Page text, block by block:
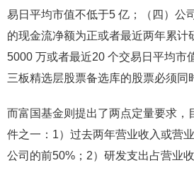
易日平均市值不低于5 亿；（四）公
的现金流净额为正或者最近两年累计
5000 万或者最近20 个交易日平均市
三板精选层股票备选库的股票必须同
而富国基金则提出了两点定量要求，
件之一：1）过去两年营业收入或营
公司的前50%；2）研发支出占营业